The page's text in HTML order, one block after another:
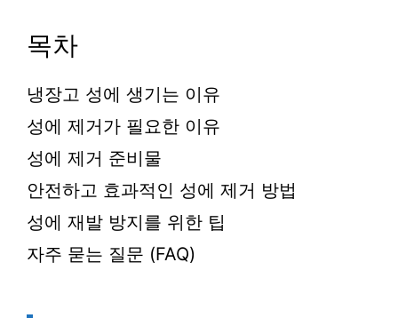
목차
냉장고 성에 생기는 이유
성에 제거가 필요한 이유
성에 제거 준비물
안전하고 효과적인 성에 제거 방법
성에 재발 방지를 위한 팁
자주 묻는 질문 (FAQ)